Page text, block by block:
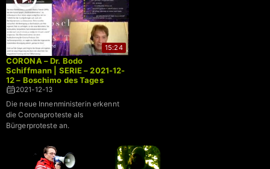
15:24
CORONA – Dr. Bodo
Schiffmann | SERIE – 2021-12-
12 – Boschimo des Tages
2021-12-13
Die neue Innenministerin erkennt
die Coronaproteste als
Bürgerproteste an.